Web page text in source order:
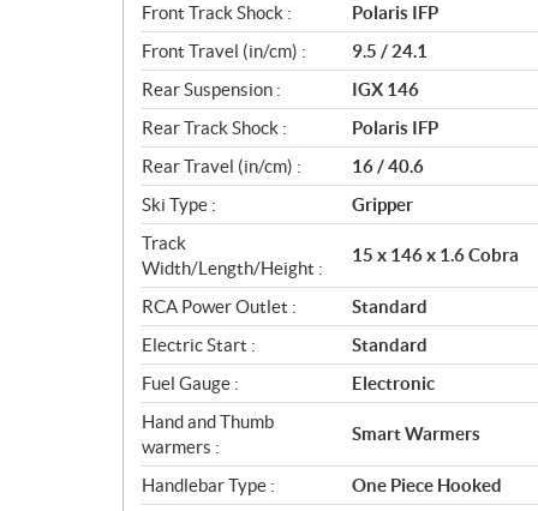
Front Track Shock :
Polaris IFP
Front Travel (in/cm) :
9.5 / 24.1
Rear Suspension :
IGX 146
Rear Track Shock :
Polaris IFP
Rear Travel (in/cm) :
16 / 40.6
Ski Type :
Gripper
Track
Width/Length/Height :
15 x 146 x 1.6 Cobra
RCA Power Outlet :
Standard
Electric Start :
Standard
Fuel Gauge :
Electronic
Hand and Thumb
warmers :
Smart Warmers
Handlebar Type :
One Piece Hooked